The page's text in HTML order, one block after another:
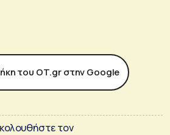
του ΟΤ.gr στην Google
τον